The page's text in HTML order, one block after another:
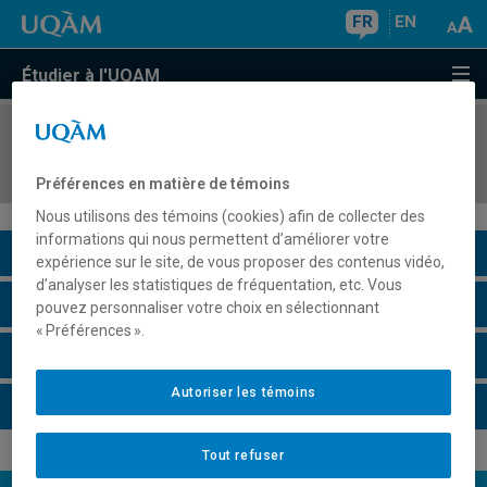
FR EN
Étudier à l'UQAM
COURS//
Description du cours
Horaire - Été 2026
Préférences en matière de témoins
Nous utilisons des témoins (cookies) afin de collecter des
informations qui nous permettent d’améliorer votre
expérience sur le site, de vous proposer des contenus vidéo,
d’analyser les statistiques de fréquentation, etc. Vous
pouvez personnaliser votre choix en sélectionnant
« Préférences ».
Tout refuser
Autoriser les témoins